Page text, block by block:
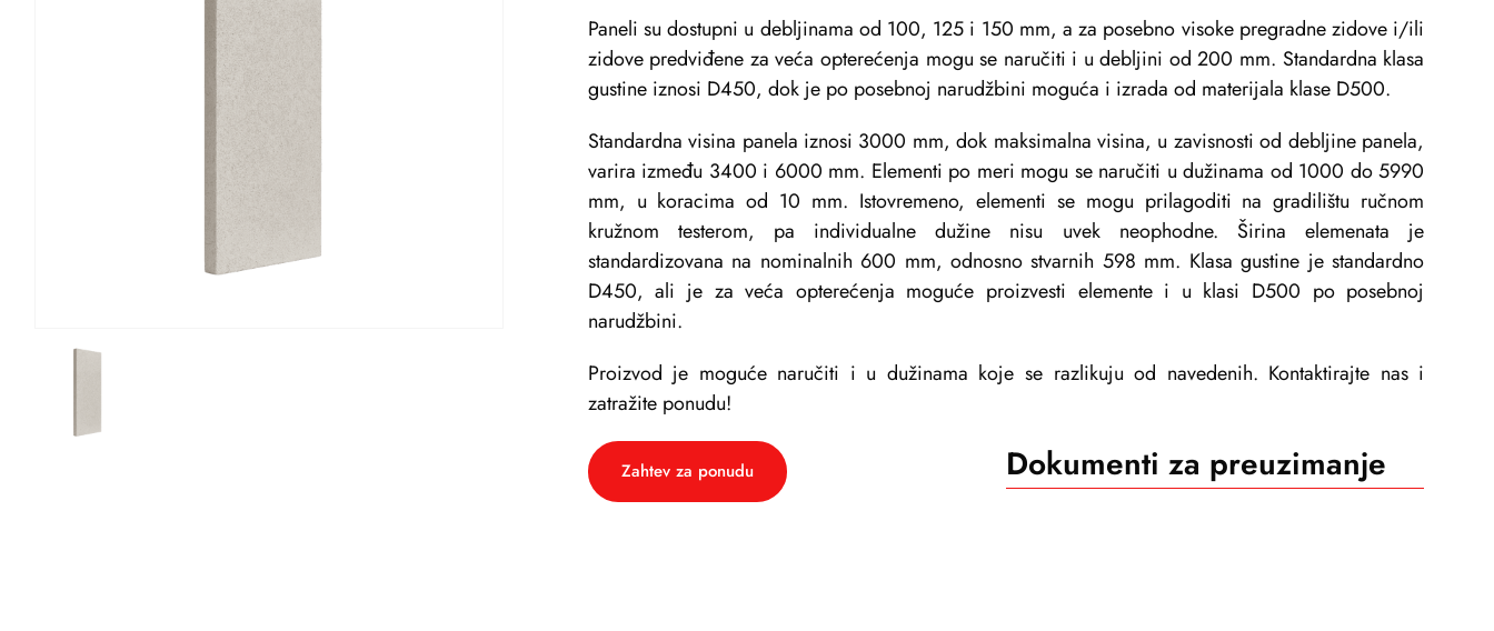
Paneli su dostupni u debljinama od 100, 125 i 150 mm, a za posebno visoke pregradne zidove i/ili
zidove predviđene za veća opterećenja mogu se naručiti i u debljini od 200 mm. Standardna klasa
gustine iznosi D450, dok je po posebnoj narudžbini moguća i izrada od materijala klase D500.
Standardna visina panela iznosi 3000 mm, dok maksimalna visina, u zavisnosti od debljine panela,
varira između 3400 i 6000 mm. Elementi po meri mogu se naručiti u dužinama od 1000 do 5990
mm, u koracima od 10 mm. Istovremeno, elementi se mogu prilagoditi na gradilištu ručnom
kružnom testerom, pa individualne dužine nisu uvek neophodne. Širina elemenata je
standardizovana na nominalnih 600 mm, odnosno stvarnih 598 mm. Klasa gustine je standardno
D450, ali je za veća opterećenja moguće proizvesti elemente i u klasi D500 po posebnoj
narudžbini.
Proizvod je moguće naručiti i u dužinama koje se razlikuju od navedenih. Kontaktirajte nas i
zatražite ponudu!
Zahtev za ponudu Dokumenti za preuzimanje